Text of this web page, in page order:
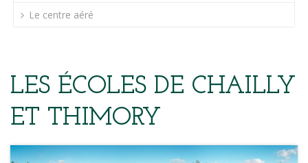
Le centre aéré
LES ÉCOLES DE CHAILLY
ET THIMORY